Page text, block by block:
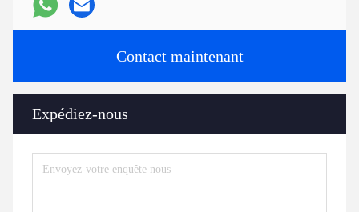
Contact maintenant
Expédiez-nous